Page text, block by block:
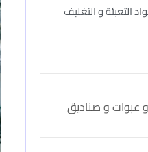
التعبئة و التغليف
عبوات و صناديق